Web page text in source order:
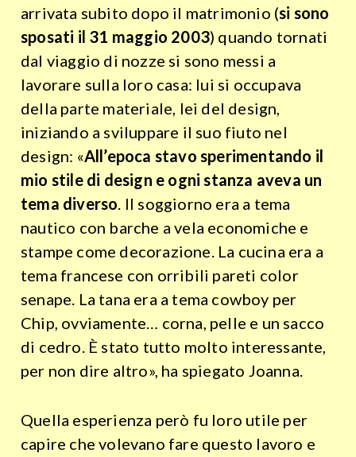
arrivata subito dopo il matrimonio (si sono
sposati il 31 maggio 2003) quando tornati
dal viaggio di nozze si sono messi a
lavorare sulla loro casa: lui si occupava
della parte materiale, lei del design,
iniziando a sviluppare il suo fiuto nel
design: «All’epoca stavo sperimentando il
mio stile di design e ogni stanza aveva un
tema diverso. Il soggiorno era a tema
nautico con barche a vela economiche e
stampe come decorazione. La cucina era a
tema francese con orribili pareti color
senape. La tana era a tema cowboy per
Chip, ovviamente… corna, pelle e un sacco
di cedro. È stato tutto molto interessante,
per non dire altro», ha spiegato Joanna.
Quella esperienza però fu loro utile per
capire che volevano fare questo lavoro e